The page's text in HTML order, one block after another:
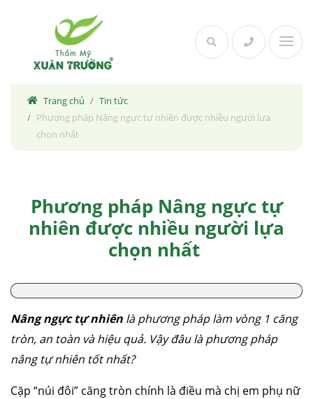
Trang chủ
Tin tức
Phương pháp Nâng ngực tự nhiên được nhiều người lựa
chọn nhất
Phương pháp Nâng ngực tự
nhiên được nhiều người lựa
chọn nhất
Nâng ngực tự nhiên là phương pháp làm vòng 1 căng
tròn, an toàn và hiệu quả. Vậy đâu là phương pháp
nâng tự nhiên tốt nhất?
Cặp “núi đôi” căng tròn chính là điều mà chị em phụ nữ